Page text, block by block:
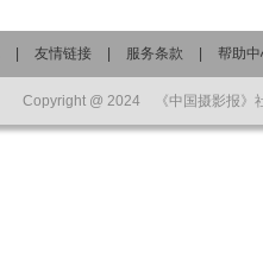
友情链接 服务条款 帮助
Copyright @ 2024 《中国摄影报